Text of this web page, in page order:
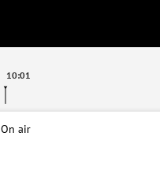
10:01
On air